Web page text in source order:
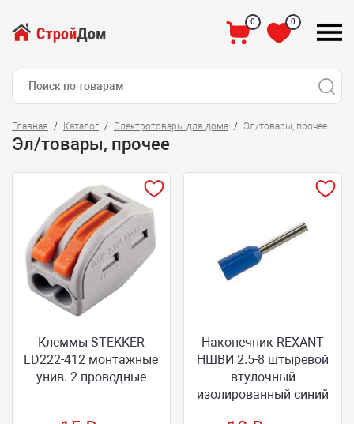
0 0
Главная Каталог Электротовары для дома Эл/товары, прочее
Эл/товары, прочее
Клеммы STEKKER
LD222-412 монтажные
унив. 2-проводные
Наконечник REXANT
НШВИ 2.5-8 штыревой
втулочный
изолированный синий